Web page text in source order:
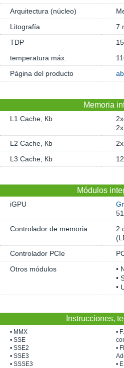
Arquitectura (núcleo)
Litografía
7
TDP
temperatura máx.
Página del producto
Memoria
L1 Cache, Кb
L2 Cache, Кb
L3 Cache, Кb
Módulos
iGPU
Controlador de memoria
2
Controlador PCIe
Otros módulos
•
•
•
Instrucciones,
• MMX
• SSE
• SSE2
• SSE3
• SSSE3
•
•
•